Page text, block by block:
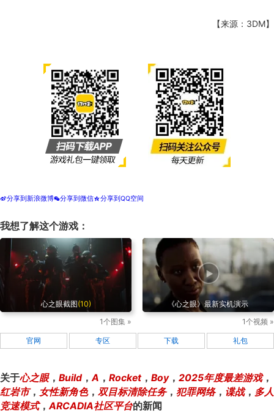
【来源：3DM】
t分享到新浪微博w分享到微信z分享到QQ空间
我想了解这个游戏：
心之眼截图(10)
1个图集 »
《心之眼》最新实机演示
1个视频 »
官网 专区 下载 礼包
关于心之眼， Build ，A ， Rocket， Boy， 2025年度最差游戏，
红岩市， 女性新角色， 双目标清除任务， 犯罪网络， 谍战， 多人
竞速模式，ARCADIA社区平台的新闻